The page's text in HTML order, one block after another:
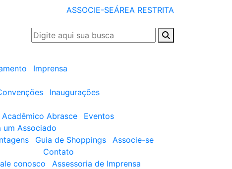
ASSOCIE-SEÁREA RESTRITA
Imprensa
Inaugurações
Acadêmico Abrasce
Eventos
um Associado
Guia de Shoppings
Associe-se
Contato
conosco
Assessoria de Imprensa